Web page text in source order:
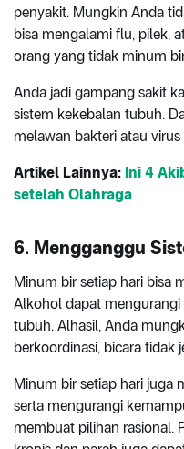
penyakit. Mungkin Anda
bisa mengalami flu, pilek,
orang yang tidak minum
Anda jadi gampang sakit
sistem kekebalan tubuh.
melawan bakteri atau
Artikel Lainnya: Ini 4
setelah Olahraga
6. Mengganggu
Minum bir setiap hari bisa
Alkohol dapat
tubuh. Alhasil, Anda
berkoordinasi, bicara tidak
Minum bir setiap hari juga
serta mengurangi
membuat pilihan rasional.